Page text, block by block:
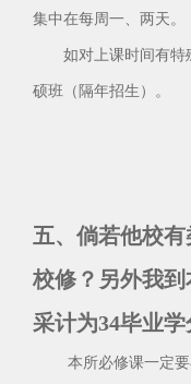
集中在每周一、两天。
如对上课时间有特
硕班（隔年招生）。
五、倘若他校
校修？另外我
采计为34毕业学
本所必修课一定